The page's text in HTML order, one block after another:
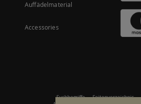
Auffädelmaterial
Accessories
Suchbegriffe Seitenverzeichnis